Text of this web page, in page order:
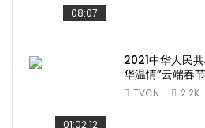
08:07
01:02:12
2021中华人民
华温情”云端春
TVCN 2.2K